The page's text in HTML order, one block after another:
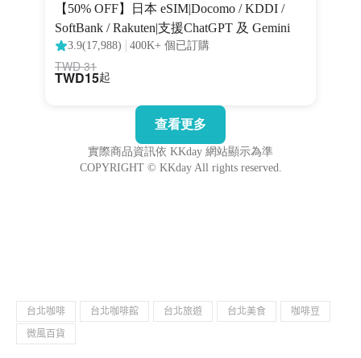
台北咖啡 台北咖啡館 台北旅遊 台北美食
咖啡豆
微風百貨